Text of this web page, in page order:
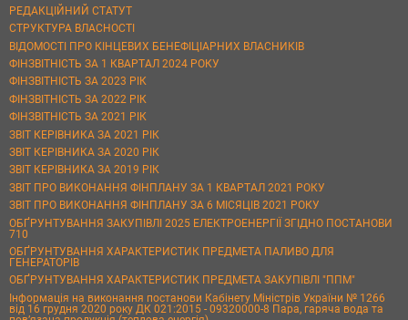
РЕДАКЦІЙНИЙ СТАТУТ
СТРУКТУРА ВЛАСНОСТІ
ВІДОМОСТІ ПРО КІНЦЕВИХ БЕНЕФІЦІАРНИХ ВЛАСНИКІВ
ФІНЗВІТНІСТЬ ЗА 1 КВАРТАЛ 2024 РОКУ
ФІНЗВІТНІСТЬ ЗА 2023 РІК
ФІНЗВІТНІСТЬ ЗА 2022 РІК
ФІНЗВІТНІСТЬ ЗА 2021 РІК
ЗВІТ КЕРІВНИКА ЗА 2021 РІК
ЗВІТ КЕРІВНИКА ЗА 2020 РІК
ЗВІТ КЕРІВНИКА ЗА 2019 РІК
ЗВІТ ПРО ВИКОНАННЯ ФІНПЛАНУ ЗА 1 КВАРТАЛ 2021 РОКУ
ЗВІТ ПРО ВИКОНАННЯ ФІНПЛАНУ ЗА 6 МІСЯЦІВ 2021 РОКУ
ОБҐРУНТУВАННЯ ЗАКУПІВЛІ 2025 ЕЛЕКТРОЕНЕРГІЇ ЗГІДНО ПОСТАНОВИ
710
ОБҐРУНТУВАННЯ ХАРАКТЕРИСТИК ПРЕДМЕТА ПАЛИВО ДЛЯ
ГЕНЕРАТОРІВ
ОБҐРУНТУВАННЯ ХАРАКТЕРИСТИК ПРЕДМЕТА ЗАКУПІВЛІ "ППМ"
Інформація на виконання постанови Кабінету Міністрів України № 1266
від 16 грудня 2020 року ДК 021:2015 - 09320000-8 Пара, гаряча вода та